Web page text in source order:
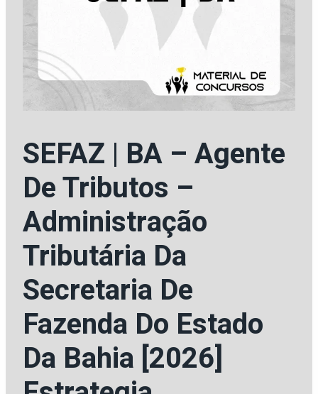
SEFAZ | BA – Agente
De Tributos –
Administração
Tributária Da
Secretaria De
Fazenda Do Estado
Da Bahia [2026]